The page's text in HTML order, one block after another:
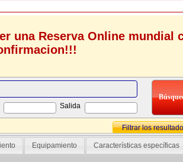
una Reserva Online mundial
Salida
Filtrar los
Equipamiento Características específicas